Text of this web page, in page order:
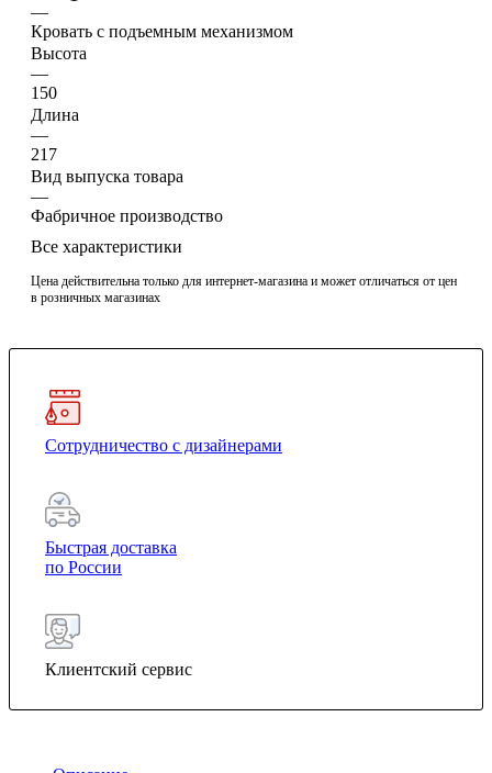
—
Кровать с подъемным механизмом
Высота
—
150
Длина
—
217
Вид выпуска товара
—
Фабричное производство
Все характеристики
Цена действительна только для интернет-магазина и может отличаться от цен
в розничных магазинах
Сотрудничество с дизайнерами
Быстрая доставка
по России
Клиентский сервис